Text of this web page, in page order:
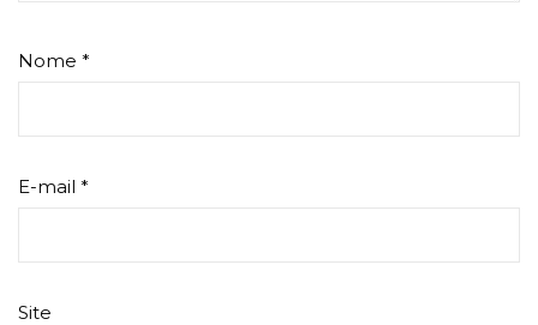
Nome *
E-mail *
Site